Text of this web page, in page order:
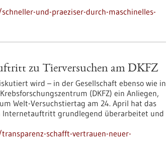
und-praeziser-durch-maschinelles-
zu Tierversuchen am DKFZ
wird – in der Gesellschaft ebenso wie in
(DKFZ) ein Anliegen,
Welt-Versuchstiertag am 24. April hat das
Internetauftritt grundlegend überarbeitet und
schafft-vertrauen-neuer-